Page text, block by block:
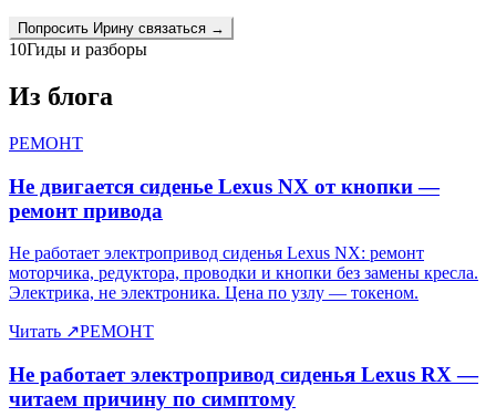
Попросить Ирину связаться →
10Гиды и разборы
Из блога
РЕМОНТ
Не двигается сиденье Lexus NX от кнопки —
ремонт привода
Не работает электропривод сиденья Lexus NX: ремонт
моторчика, редуктора, проводки и кнопки без замены кресла.
Электрика, не электроника. Цена по узлу — токеном.
Читать ↗РЕМОНТ
Не работает электропривод сиденья Lexus RX —
читаем причину по симптому